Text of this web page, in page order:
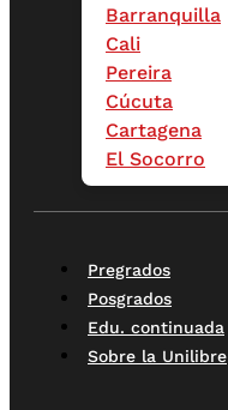
Barranquilla
Cali
Pereira
Cúcuta
Cartagena
El Socorro
Pregrados
Posgrados
Edu. continuada
Sobre la Unilibre